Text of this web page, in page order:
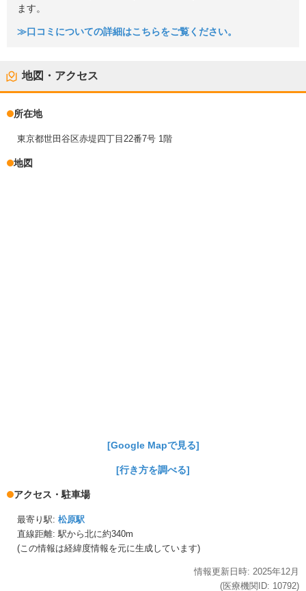
ます。
≫口コミについての詳細はこちらをご覧ください。
地図・アクセス
所在地
東京都世田谷区赤堤四丁目22番7号 1階
地図
[Google Mapで見る]
[行き方を調べる]
アクセス・駐車場
最寄り駅: 松原駅
直線距離: 駅から北に約340m
(この情報は経緯度情報を元に生成しています)
情報更新日時: 2025年12月
(医療機関ID: 10792)